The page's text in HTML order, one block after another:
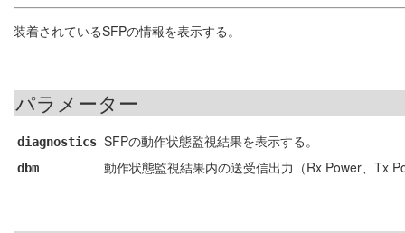
装着されているSFPの情報を表示する。
パラメーター
diagnostics SFPの動作状態監視結果を表示する。
dbm 動作状態監視結果内の送受信出力（Rx Power、Tx